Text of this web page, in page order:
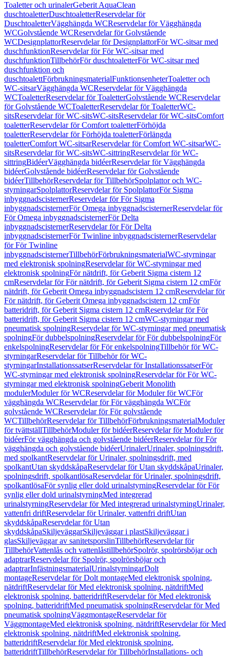
Toaletter och urinalerGeberit AquaClean
duschtoaletterDuschtoaletterReservdelar för
DuschtoaletterVägghängda WCReservdelar för Vägghängda
WCGolvstående WCReservdelar för Golvstående
WCDesignplattorReservdelar för DesignplattorFör WC-sitsar med
duschfunktionReservdelar för För WC-sitsar med
duschfunktionTillbehörFör duschtoaletterFör WC-sitsar med
duschfunktion och
duschtoalettFörbrukningsmaterialFunktionsenheterToaletter och
WC-sitsarVägghängda WCReservdelar för Vägghängda
WCToaletterReservdelar för ToaletterGolvstående WCReservdelar
för Golvstående WCToaletterReservdelar för ToaletterWC-
sitsReservdelar för WC-sitsWC-sitsReservdelar för WC-sitsComfort
toaletterReservdelar för Comfort toaletterFörhöjda
toaletterReservdelar för Förhöjda toaletterFörlängda
toaletterComfort WC-sitsarReservdelar för Comfort WC-sitsarWC-
sitsReservdelar för WC-sitsWC-sittringReservdelar för WC-
sittringBidéerVägghängda bidéerReservdelar för Vägghängda
bidéerGolvstående bidéerReservdelar för Golvstående
bidéerTillbehörReservdelar för TillbehörSpolplattor och WC-
styrningarSpolplattorReservdelar för SpolplattorFör Sigma
inbyggnadscisternerReservdelar för För Sigma
inbyggnadscisternerFör Omega inbyggnadscisternerReservdelar för
För Omega inbyggnadscisternerFör Delta
inbyggnadscisternerReservdelar för För Delta
inbyggnadscisternerFör Twinline inbyggnadscisternerReservdelar
för För Twinline
inbyggnadscisternerTillbehörFörbrukningsmaterialWC-styrningar
med elektronisk spolningReservdelar för WC-styrningar med
elektronisk spolningFör nätdrift, för Geberit Sigma cistern 12
cmReservdelar för För nätdrift, för Geberit Sigma cistern 12 cmFör
nätdrift, för Geberit Omega inbyggnadscistern 12 cmReservdelar för
För nätdrift, för Geberit Omega inbyggnadscistern 12 cmFör
batteridrift, för Geberit Sigma cistern 12 cmReservdelar för För
batteridrift, för Geberit Sigma cistern 12 cmWC-styrningar med
pneumatisk spolningReservdelar för WC-styrningar med pneumatisk
spolningFör dubbelspolningReservdelar för För dubbelspolningFör
enkelspolningReservdelar för För enkelspolningTillbehör för WC-
styrningarReservdelar för Tillbehör för WC-
styrningarInstallationssatserReservdelar för InstallationssatserFör
WC-styrningar med elektronisk spolningReservdelar för För WC-
styrningar med elektronisk spolningGeberit Monolith
modulerModuler för WCReservdelar för Moduler för WCFör
vägghängda WCReservdelar för För vägghängda WCFör
golvstående WCReservdelar för För golvstående
WCTillbehörReservdelar för TillbehörFörbrukningsmaterialModuler
för tvättställTillbehörModuler för bidéerReservdelar för Moduler för
bidéerFör vägghängda och golvstående bidéerReservdelar för För
vägghängda och golvstående bidéerUrinalerUrinaler, spolningsdrift,
med spolkantReservdelar för Urinaler, spolningsdrift, med
spolkantUtan skyddskåpaReservdelar för Utan skyddskåpaUrinaler,
spolningsdrift, spolkantlösaReservdelar för Urinaler, spolningsdrift,
spolkantlösaFör synlig eller dold urinalstyrningReservdelar för För
synlig eller dold urinalstyrningMed integrerad
urinalstyrningReservdelar för Med integrerad urinalstyrningUrinaler,
vattenfri driftReservdelar för Urinaler, vattenfri driftUtan
skyddskåpaReservdelar för Utan
skyddskåpaSkiljeväggarSkiljeväggar i plastSkiljeväggar i
glasSkiljeväggar av sanitetsporslinTillbehörReservdelar för
TillbehörVattenlås och vattenlåstillbehörSpolrör, spolrörsböjar och
adaptrarReservdelar för Spolrör, spolrörsböjar och
adaptrarInfästningsmaterialUrinalstyrningarDolt
montageReservdelar för Dolt montageMed elektronisk spolning,
nätdriftReservdelar för Med elektronisk spolning, nätdriftMed
elektronisk spolning, batteridriftReservdelar för Med elektronisk
spolning, batteridriftMed pneumatisk spolningReservdelar för Med
pneumatisk spolningVäggmontageReservdelar för
VäggmontageMed elektronisk spolning, nätdriftReservdelar för Med
elektronisk spolning, nätdriftMed elektronisk spolning,
batteridriftReservdelar för Med elektronisk spolning,
batteridriftTillbehörReservdelar för TillbehörInstallations- och